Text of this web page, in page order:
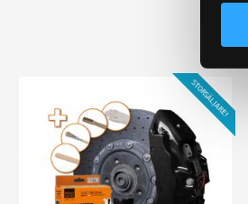
s
v
a
STORSÄLJARE!